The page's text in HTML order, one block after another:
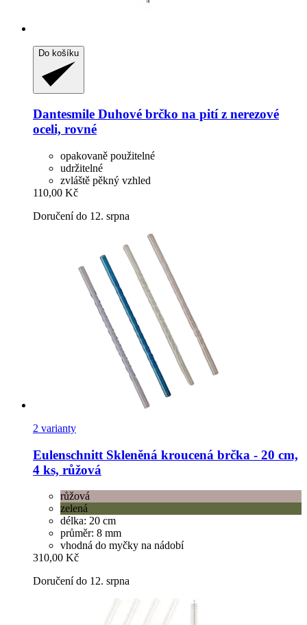
Do košíku
Dantesmile Duhové brčko na pití z nerezové
oceli, rovné
opakovaně použitelné
udržitelné
zvláště pěkný vzhled
110,00 Kč
Doručení do 12. srpna
2 varianty
Eulenschnitt Skleněná kroucená brčka -​ 20 cm,
4 ks, růžová
růžová
zelená
délka: 20 cm
průměr: 8 mm
vhodná do myčky na nádobí
310,00 Kč
Doručení do 12. srpna